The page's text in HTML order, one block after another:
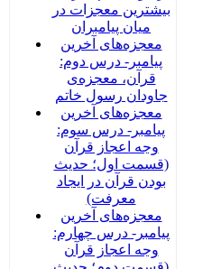
بیشترین معجزات در
میان پیامبران
معجزه‌های آخرین
پیامبر- درس دوم:
قرآن، معجزه‌ی
جاودان رسول خاتم
معجزه‌های آخرین
پیامبر- درس سوم:
وجه اعجاز قرآن
(قسمت اول؛ حدیث
بودن قرآن در ایجاد
معرفت)
معجزه‌های آخرین
پیامبر- درس چهارم:
وجه اعجاز قرآن